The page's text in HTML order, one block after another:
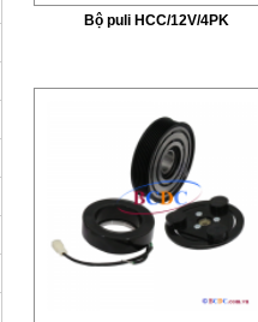
Bộ puli HCC/12V/4PK